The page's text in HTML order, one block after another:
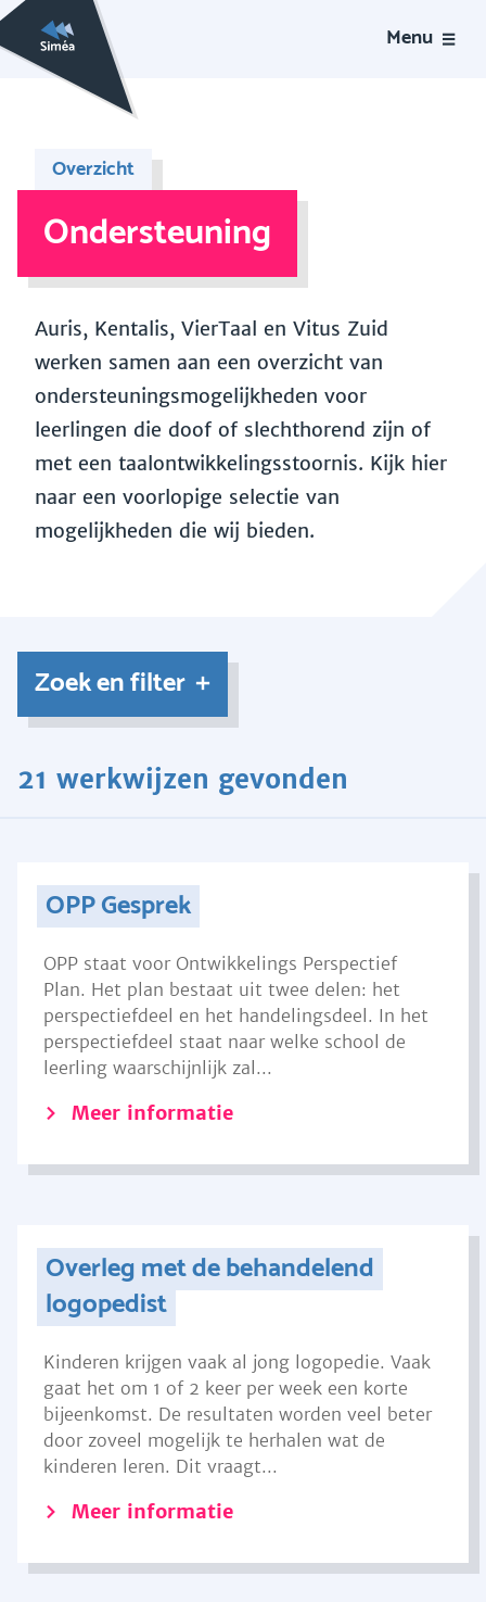
Menu
Overzicht
Ondersteuning
Auris, Kentalis, VierTaal en Vitus Zuid
werken samen aan een overzicht van
ondersteuningsmogelijkheden voor
leerlingen die doof of slechthorend zijn of
met een taalontwikkelingsstoornis. Kijk hier
naar een voorlopige selectie van
mogelijkheden die wij bieden.
Zoek en filter
21 werkwijzen gevonden
OPP Gesprek
OPP staat voor Ontwikkelings Perspectief
Plan. Het plan bestaat uit twee delen: het
perspectiefdeel en het handelingsdeel. In het
perspectiefdeel staat naar welke school de
leerling waarschijnlijk zal...
Meer informatie
Overleg met de behandelend
logopedist
Kinderen krijgen vaak al jong logopedie. Vaak
gaat het om 1 of 2 keer per week een korte
bijeenkomst. De resultaten worden veel beter
door zoveel mogelijk te herhalen wat de
kinderen leren. Dit vraagt...
Meer informatie